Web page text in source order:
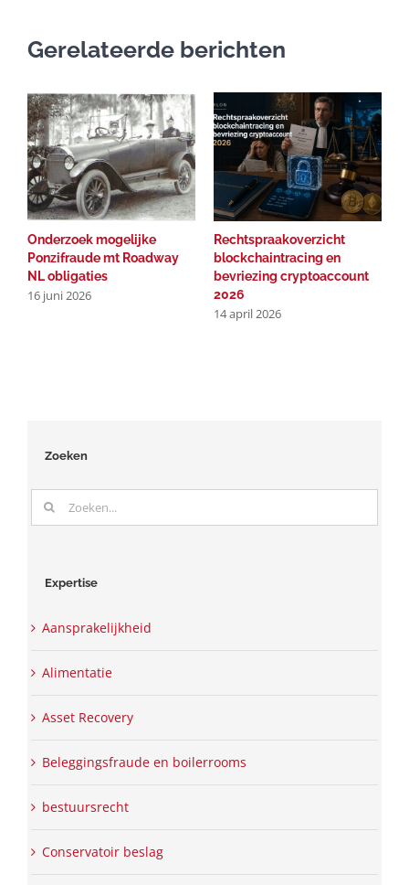
Gerelateerde berichten
Onderzoek mogelijke
Ponzifraude mt Roadway
NL obligaties
16 juni 2026
Rechtspraakoverzicht
blockchaintracing en
bevriezing cryptoaccount
2026
14 april 2026
Zoeken
Zoeken
naar:
Expertise
Aansprakelijkheid
Alimentatie
Asset Recovery
Beleggingsfraude en boilerrooms
bestuursrecht
Conservatoir beslag